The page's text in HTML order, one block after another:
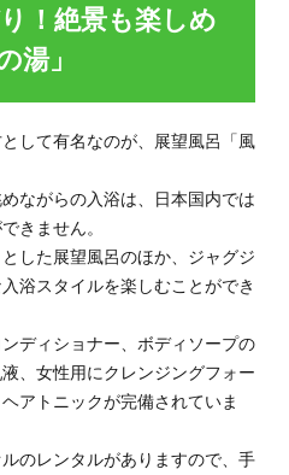
！絶景も楽しめ
湯」
して有名なのが、展望風呂「風
ながらの入浴は、日本国内では
きません。
した展望風呂のほか、ジャグジ
浴スタイルを楽しむことができ
ディショナー、ボディソープの
、女性用にクレンジングフォー
アトニックが完備されていま
のレンタルがありますので、手